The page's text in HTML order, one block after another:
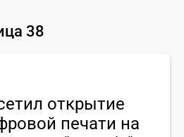
38
открытие
печати на